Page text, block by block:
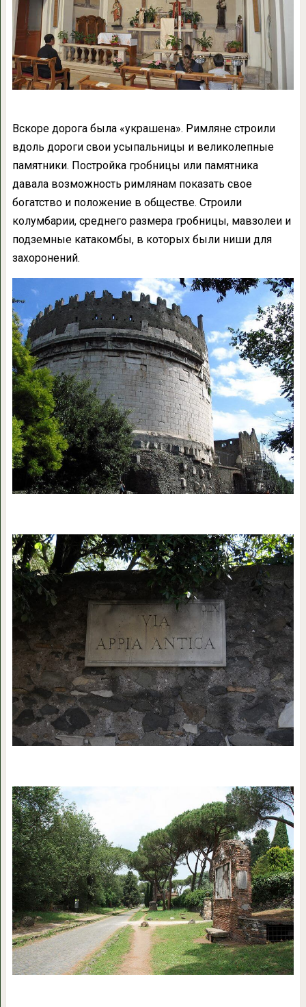
Вскоре дорога была «украшена». Римляне строили
вдоль дороги свои усыпальницы и великолепные
памятники. Постройка гробницы или памятника
давала возможность римлянам показать свое
богатство и положение в обществе. Строили
колумбарии, среднего размера гробницы, мавзолеи и
подземные катакомбы, в которых были ниши для
захоронений.